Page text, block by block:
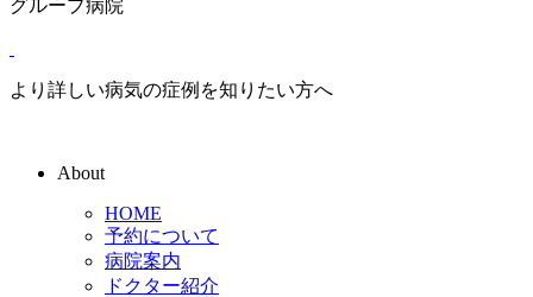
グループ病院
より詳しい病気の症例を知りたい方へ
About
HOME
予約について
病院案内
ドクター紹介